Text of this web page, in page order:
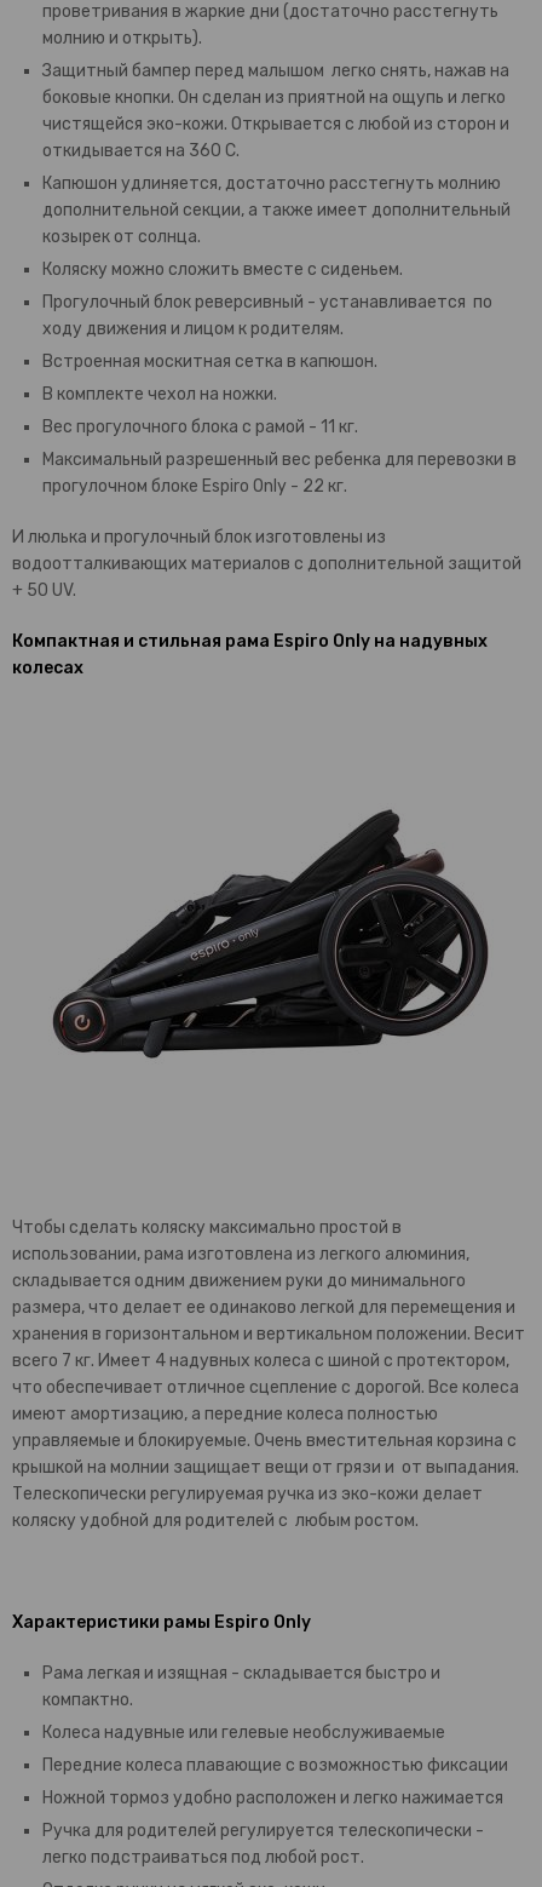
проветривания в жаркие дни (достаточно расстегнуть
молнию и открыть).
Защитный бампер перед малышом легко снять, нажав на
боковые кнопки. Он сделан из приятной на ощупь и легко
чистящейся эко-кожи. Открывается с любой из сторон и
откидывается на 360 С.
Капюшон удлиняется, достаточно расстегнуть молнию
дополнительной секции, а также имеет дополнительный
козырек от солнца.
Коляску можно сложить вместе с сиденьем.
Прогулочный блок реверсивный - устанавливается по
ходу движения и лицом к родителям.
Встроенная москитная сетка в капюшон.
В комплекте чехол на ножки.
Вес прогулочного блока с рамой - 11 кг.
Максимальный разрешенный вес ребенка для перевозки в
прогулочном блоке Espiro Only - 22 кг.
И люлька и прогулочный блок изготовлены из
водоотталкивающих материалов с дополнительной защитой
+ 50 UV.
Компактная и стильная рама Espiro Only на надувных
колесах
Чтобы сделать коляску максимально простой в
использовании, рама изготовлена из легкого алюминия,
складывается одним движением руки до минимального
размера, что делает ее одинаково легкой для перемещения и
хранения в горизонтальном и вертикальном положении. Весит
всего 7 кг. Имеет 4 надувных колеса с шиной с протектором,
что обеспечивает отличное сцепление с дорогой. Все колеса
имеют амортизацию, а передние колеса полностью
управляемые и блокируемые. Очень вместительная корзина с
крышкой на молнии защищает вещи от грязи и от выпадания.
Телескопически регулируемая ручка из эко-кожи делает
коляску удобной для родителей с любым ростом.
Характеристики рамы Espiro Only
Рама легкая и изящная - складывается быстро и
компактно.
Колеса надувные или гелевые необслуживаемые
Передние колеса плавающие с возможностью фиксации
Ножной тормоз удобно расположен и легко нажимается
Ручка для родителей регулируется телескопически -
легко подстраиваться под любой рост.